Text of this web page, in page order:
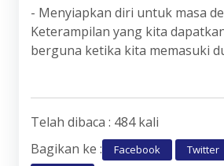
- Menyiapkan diri untuk masa
Keterampilan yang kita
berguna ketika kita memasuki
Telah dibaca : 484 kali
Bagikan ke :
Facebook Twitter